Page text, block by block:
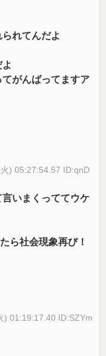
れてんだよ
がんばってますア
) 05:27:54.57 ID:qnD
いまくっててウケ
ら社会現象再び！
) 01:19:17.40 ID:SZYm